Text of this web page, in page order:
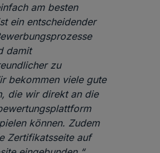
am besten
ein entscheidender
damit
zu
bekommen viele gute
die wir direkt an die
können. Zudem
Zertifikatsseite auf